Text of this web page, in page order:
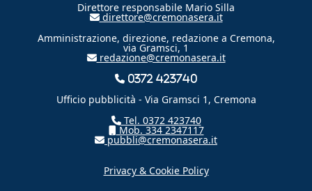
Direttore responsabile Mario Silla
direttore@cremonasera.it
Amministrazione, direzione, redazione a Cremona,
via Gramsci, 1
redazione@cremonasera.it
0372 423740
Ufficio pubblicità - Via Gramsci 1, Cremona
Tel. 0372 423740
Mob. 334 2347117
pubbli@cremonasera.it
Privacy & Cookie Policy